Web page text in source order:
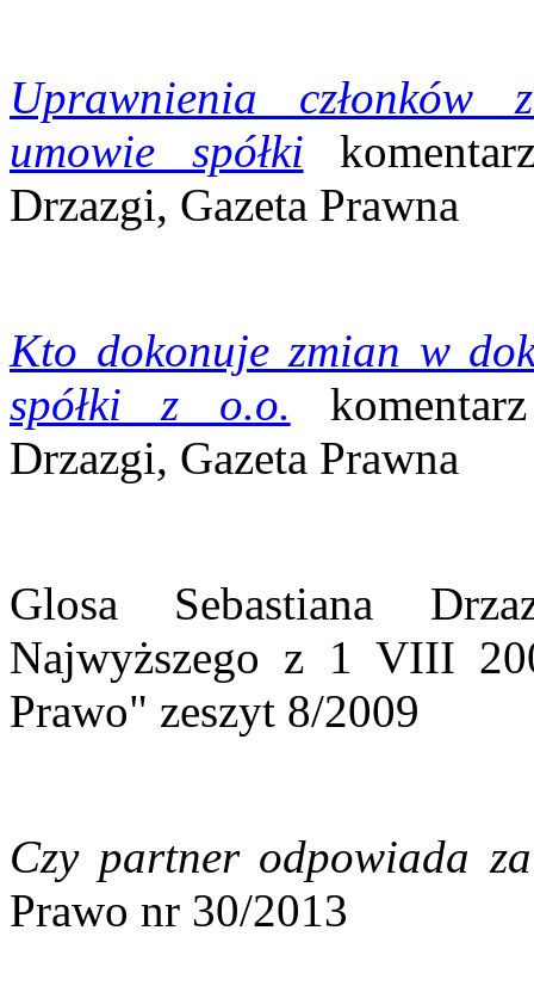
Uprawnienia
umowie spółki
Drzazgi, Gazeta Prawna
Kto dokonuje zmian w
spółki z o.o.
Drzazgi, Gazeta Prawna
Glosa Sebastiana
Najwyższego z 1 VIII
Prawo" zeszyt 8/2009
Czy partner odpowiada
Prawo nr 30/2013